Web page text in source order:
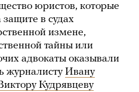
юристов, которые
в судах
измене,
тайны или
адвокаты оказывали
журналистуИвану
Кудрявцеву